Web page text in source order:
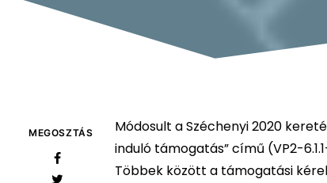
MEGOSZTÁS
Módosult a Széchenyi 2020
induló támogatás” című (VP2-
Többek között a támogatási